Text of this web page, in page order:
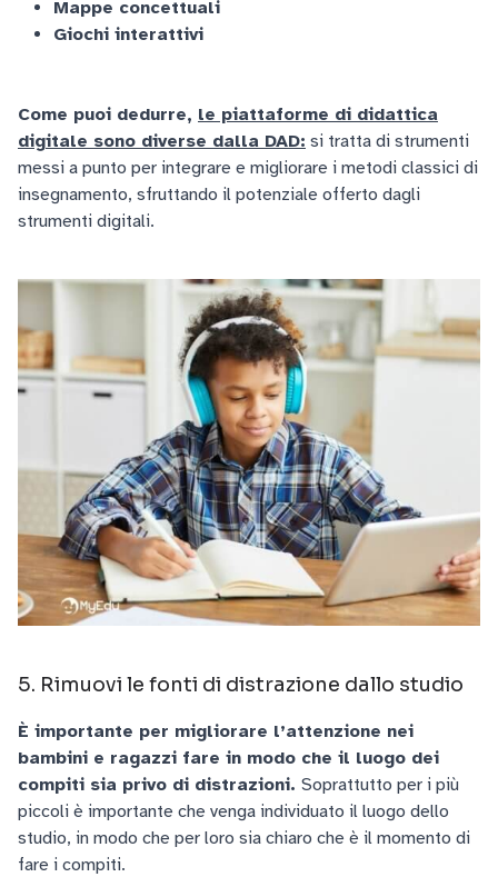
Mappe concettuali
Giochi interattivi
Come puoi dedurre, le piattaforme di didattica
digitale sono diverse dalla DAD: si tratta di strumenti
messi a punto per integrare e migliorare i metodi classici di
insegnamento, sfruttando il potenziale offerto dagli
strumenti digitali.
5. Rimuovi le fonti di distrazione dallo studio
È importante per migliorare l’attenzione nei
bambini e ragazzi fare in modo che il luogo dei
compiti sia privo di distrazioni. Soprattutto per i più
piccoli è importante che venga individuato il luogo dello
studio, in modo che per loro sia chiaro che è il momento di
fare i compiti.